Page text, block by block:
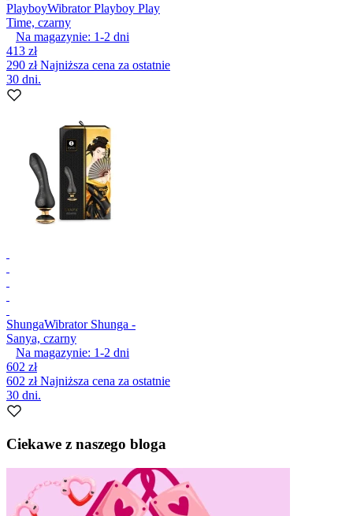
PlayboyWibrator Playboy Play
Time, czarny
Na magazynie: 1-2 dni
413 zł
290 złNajniższa cena za ostatnie
30 dni.
ShungaWibrator Shunga -
Sanya, czarny
Na magazynie: 1-2 dni
602 zł
602 złNajniższa cena za ostatnie
30 dni.
Ciekawe z naszego bloga